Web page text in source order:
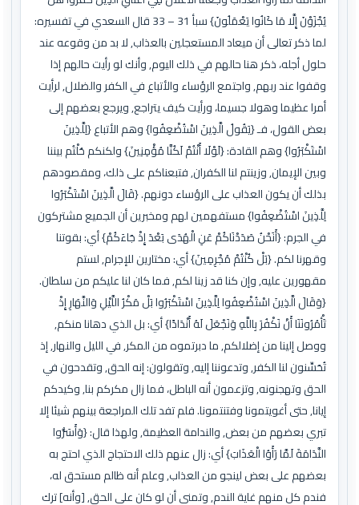
يُجْزَوْنَ إِلَّا مَا كَانُوا يَعْمَلُونَ} سبأ 31 – 33 قال السعدي في تفسيره:
لما ذكر تعالى أن ميعاد المستعجلين بالعذاب, لا بد من وقوعه عند
حلول أجله، ذكر هنا حالهم في ذلك اليوم, وأنك لو رأيت حالهم إذا
وقفوا عند ربهم, واجتمع الرؤساء والأتباع في الكفر والضلال, لرأيت
أمرا عظيما وهولا جسيما، ورأيت كيف يتراجع, ويرجع بعضهم إلى
بعض القول، فـ {يَقُولُ الَّذِينَ اسْتُضْعِفُوا} وهم الأتباع {لِلَّذِينَ
اسْتَكْبَرُوا} وهم القادة: {لَوْلَا أَنْتُمْ لَكُنَّا مُؤْمِنِينَ} ولكنكم حُلْتُم بيننا
وبين الإيمان, وزينتم لنا الكفران, فتبعناكم على ذلك، ومقصودهم
بذلك أن يكون العذاب على الرؤساء دونهم. {قَالَ الَّذِينَ اسْتَكْبَرُوا
لِلَّذِينَ اسْتُضْعِفُوا} مستفهمين لهم ومخبرين أن الجميع مشتركون
في الجرم: {أَنَحْنُ صَدَدْنَاكُمْ عَنِ الْهُدَى بَعْدَ إِذْ جَاءَكُمْ} أي: بقوتنا
وقهرنا لكم. {بَلْ كُنْتُمْ مُجْرِمِينَ} أي: مختارين للإجرام, لستم
مقهورين عليه, وإن كنا قد زينا لكم, فما كان لنا عليكم من سلطان.
{وَقَالَ الَّذِينَ اسْتُضْعِفُوا لِلَّذِينَ اسْتَكْبَرُوا بَلْ مَكْرُ اللَّيْلِ وَالنَّهَارِ إِذْ
تَأْمُرُونَنَا أَنْ نَكْفُرَ بِاللَّهِ وَنَجْعَلَ لَهُ أَنْدَادًا} أي: بل الذي دهانا منكم,
ووصل إلينا من إضلالكم, ما دبرتموه من المكر, في الليل والنهار, إذ
تُحَسِّنون لنا الكفر, وتدعوننا إليه, وتقولون: إنه الحق, وتقدحون في
الحق وتهجنونه, وتزعمون أنه الباطل، فما زال مكركم بنا, وكيدكم
إيانا, حتى أغويتمونا وفتنتمونا. فلم تفد تلك المراجعة بينهم شيئا إلا
تبري بعضهم من بعض, والندامة العظيمة, ولهذا قال: {وَأَسَرُّوا
النَّدَامَةَ لَمَّا رَأَوُا الْعَذَابَ} أي: زال عنهم ذلك الاحتجاج الذي احتج به
بعضهم على بعض لينجو من العذاب, وعلم أنه ظالم مستحق له،
فندم كل منهم غاية الندم, وتمنى أن لو كان على الحق, [وأنه] ترك